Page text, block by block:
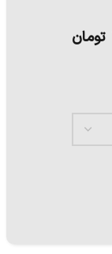
تومان